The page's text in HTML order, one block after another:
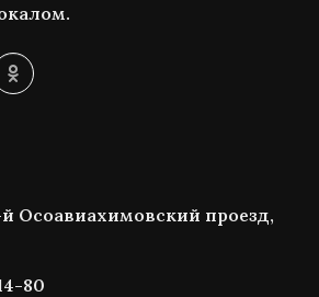
Осоавиахимовский проезд,
80